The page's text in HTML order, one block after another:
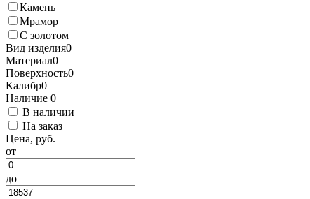
Камень
Мрамор
С золотом
Вид изделия0
Материал0
Поверхность0
Калибр0
Наличие 0
В наличии
На заказ
Цена, руб.
от
до